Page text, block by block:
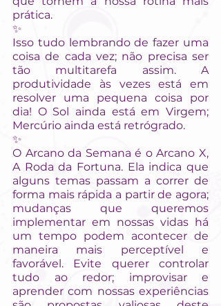
prática.
✨
Isso tudo lembrando de fazer uma
coisa de cada vez; não precisa ser
tão multitarefa assim. A
produtividade às vezes está em
resolver uma pequena coisa por
dia! O Sol ainda está em Virgem;
Mercúrio ainda está retrógrado.
✨
O Arcano da Semana é o Arcano X,
A Roda da Fortuna. Ela indica que
alguns temas passam a correr de
forma mais rápida a partir de agora;
mudanças que queremos
implementar em nossas vidas há
um tempo podem acontecer de
maneira mais perceptível e
favorável. Evite querer controlar
tudo ao redor; improvisar e
aprender com nossas experiências